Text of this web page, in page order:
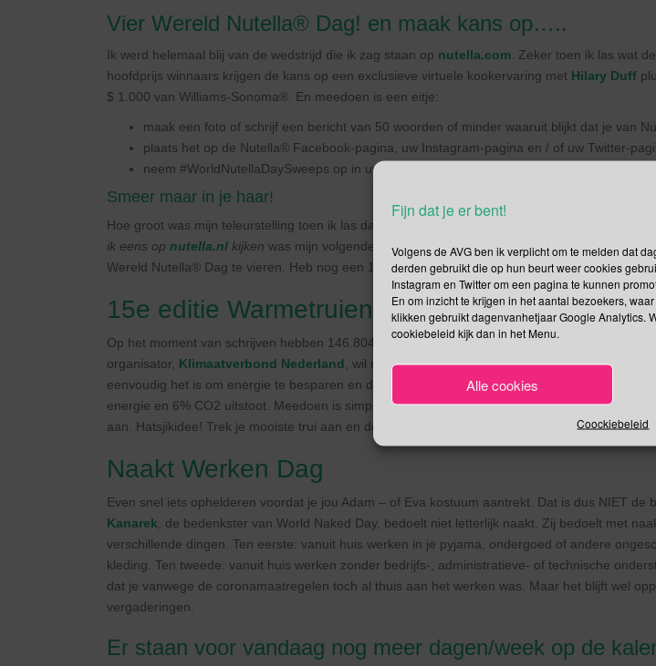
Fijn dat je er bent!
Volgens de AVG ben ik verplicht om te melden dat
derden gebruikt die op hun beurt weer cookies
Instagram en Twitter om een pagina te kunnen
En om inzicht te krijgen in het aantal bezoekers,
klikken gebruikt dagenvanhetjaar Google Analytics.
cookiebeleid kijk dan in het Menu.
Alle cookies
Coockiebeleid
Vier Wereld Nutella® Dag! en maak kans op…..
Ik werd helemaal blij van de wedstrijd die ik zag staan op nutella.com . Zeker toen ik las wat
hoofdprijs winnaars krijgen de kans op een exclusieve virtuele kookervaring met Hilary Duff
$ 1.000 van Williams-Sonoma®. En meedoen is een eitje:
maak een foto of schrijf een bericht van 50 woorden of minder waaruit blijkt dat je van
plaats het op de Nutella® Facebook-pagina, uw Instagram-pagina en / of uw Twitter-
neem #WorldNutellaDaySweeps op in uw bericht of bijschrift
Smeer maar in je haar!
Hoe groot was mijn teleurstelling toen ik las dat alleen (legale) inwoners van de 50 VS & DC
ik eens op nutella.nl kijken was mijn volgende gedachte. Geen wedstrijd te zien alleen maar
Wereld Nutella® Dag te vieren. Heb nog een 11e suggestie voor je in petto: smeer maar in je
15e editie Warmetruiendag
Op het moment van schrijven hebben 146.804 mensen zich aangemeld om mee te doen aan
organisator, Klimaatverbond Nederland , wil met deze actiedag bereiken dat mensen zich
eenvoudig het is om energie te besparen en de CO2-uitstoot te verminderen. Elke graad
energie en 6% CO2 uitstoot. Meedoen is simpel: zet de verwarming een paar graden lager en
aan. Hatsjikidee! Trek je mooiste trui aan en deel je foto met #warmetruiendag op Twitter,
Naakt Werken Dag
Even snel iets ophelderen voordat je jou Adam – of Eva kostuum aantrekt. Dat is dus NIET de
Kanarek , de bedenkster van World Naked Day, bedoelt niet letterlijk naakt. Zij bedoelt met
verschillende dingen. Ten eerste: vanuit huis werken in je pyjama, ondergoed of andere
kleding. Ten tweede: vanuit huis werken zonder bedrijfs-, administratieve- of technische
dat je vanwege de coronamaatregelen toch al thuis aan het werken was. Maar het blijft wel
vergaderingen.
Er staan voor vandaag nog meer dagen/week op de